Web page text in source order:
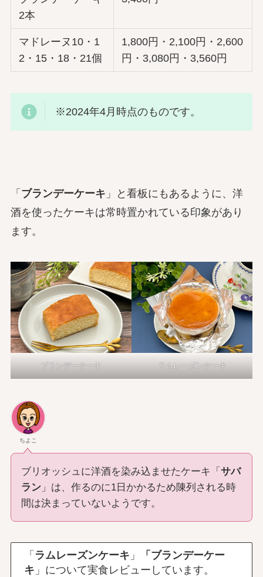
2本
マドレーヌ10・1
2・15・18・21個
1,800円・2,100円・2,600
円・3,080円・3,560円
※2024年4月時点のものです。
「 ブランデーケーキ 」と看板にもあるように、洋
酒を使ったケーキは常時置かれている印象があり
ます。
ブランデーケーキ ラムレーズンケーキ
ちよこ
ブリオッシュに洋酒を染み込ませたケーキ「 サバ
ラン」は、作るのに1日かかるため陳列される時
間は決まっていないようです。
「 ラムレーズンケーキ 」
「ブランデーケー
キ 」について実食レビューしています。